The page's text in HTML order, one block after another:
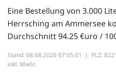
Eine Bestellung von 3.000
Herrsching am Ammersee
Durchschnitt 94.25 €uro /
Stand: 08.08.2026 07:05:01 | PLZ:
inkl. MwSt.